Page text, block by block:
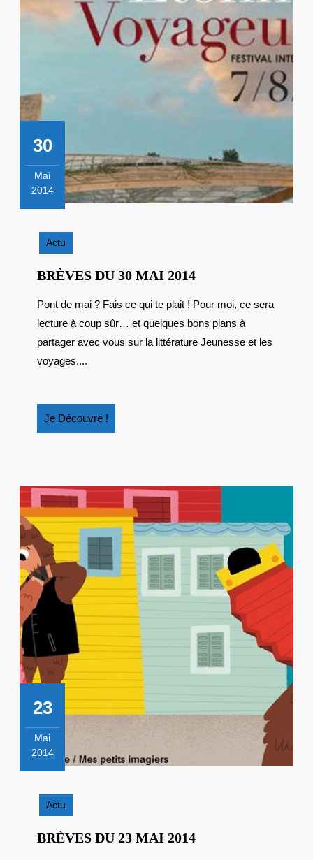
30
Mai
2014
2014
Actu
BRÈVES DU 30 MAI 2014BRÈVES
30
MAI
2014
Pont de mai ? Fais ce qui te plait ! Pour moi, ce sera
lecture à coup sûr… et quelques bons plans à
partager avec vous sur la littérature Jeunesse et les
voyages....
Je Découvre !
Découvre
23
Mai
2014
2014
Actu
BRÈVES DU 23 MAI 2014BRÈVES